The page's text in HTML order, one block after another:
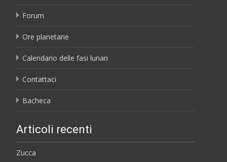
Forum
Ore planetarie
Calendario delle fasi lunari
Contattaci
Bacheca
Articoli recenti
Zucca